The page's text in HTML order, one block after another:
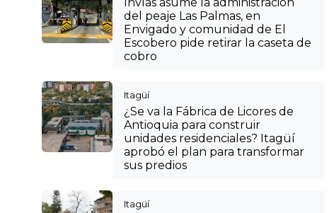
del peaje Las Palmas, en
Envigado y comunidad de El
Escobero pide retirar la caseta de
cobro
Itagüí
¿Se va la Fábrica de Licores de
Antioquia para construir
unidades residenciales? Itagüí
aprobó el plan para transformar
sus predios
Itagüí